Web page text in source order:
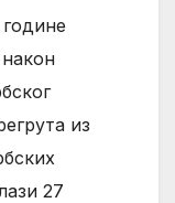
године
из
27